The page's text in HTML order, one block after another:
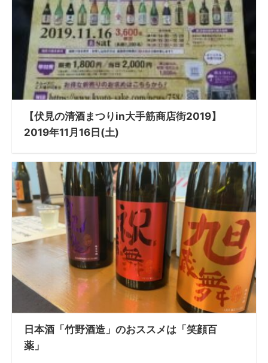
【伏見の清酒まつりin大手筋商店街2019】
2019年11月16日(土)
日本酒「竹野酒造」のおススメは「笑顔百
薬」